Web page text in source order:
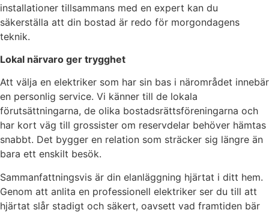
installationer tillsammans med en expert kan du
säkerställa att din bostad är redo för morgondagens
teknik.
Lokal närvaro ger trygghet
Att välja en elektriker som har sin bas i närområdet innebär
en personlig service. Vi känner till de lokala
förutsättningarna, de olika bostadsrättsföreningarna och
har kort väg till grossister om reservdelar behöver hämtas
snabbt. Det bygger en relation som sträcker sig längre än
bara ett enskilt besök.
Sammanfattningsvis är din elanläggning hjärtat i ditt hem.
Genom att anlita en professionell elektriker ser du till att
hjärtat slår stadigt och säkert, oavsett vad framtiden bär